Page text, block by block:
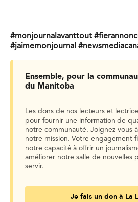
#monjournalavanttout
#jaimemonjournal
Ensemble, pour la
du Manitoba
Les dons de nos lecteurs et
pour fournir une information de
notre communauté. Joignez-vous
notre mission. Votre engagement
notre capacité à offrir un
améliorer notre salle de nouvelles
servir.
Je fais un don à La